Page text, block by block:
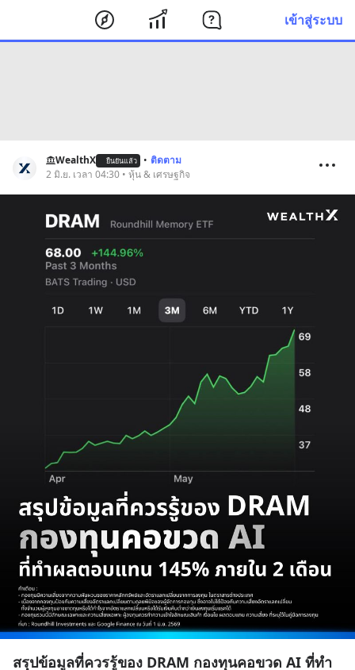
เข้าสู่ระบบ
WealthX ยืนยันแล้ว • ติดตาม
2 มิ.ย. เวลา 04:30 • หุ้น & เศรษฐกิจ
สรุปข้อมูลที่ควรรู้ของ DRAM กองทุนคอขวด AI ที่ทำ